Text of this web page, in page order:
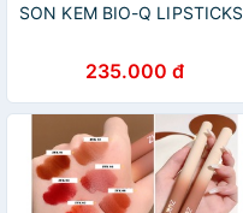
SON KEM BIO-Q LIPSTICKS
235.000 đ